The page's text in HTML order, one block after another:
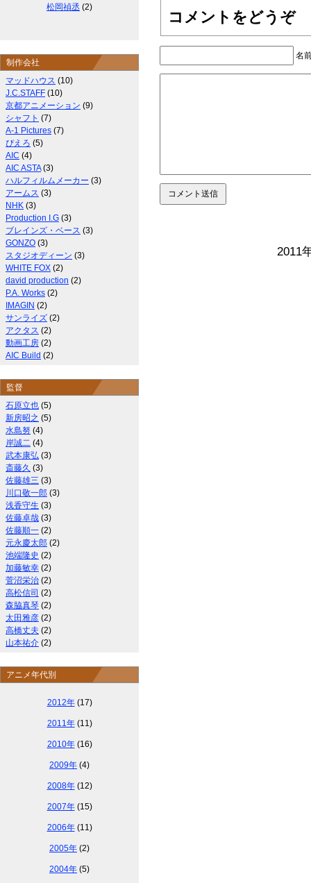
コメントをどうぞ
名
2011
松岡禎丞 (2)
制作会社
マッドハウス (10)
J.C.STAFF (10)
京都アニメーション (9)
シャフト (7)
A-1 Pictures (7)
ぴえろ (5)
AIC (4)
AIC ASTA(3)
ハルフィルムメーカー (3)
アームス (3)
NHK (3)
Production I.G (3)
ブレインズ・ベース (3)
GONZO (3)
スタジオディーン (3)
WHITE FOX (2)
david production (2)
P.A. Works (2)
IMAGIN (2)
サンライズ (2)
アクタス (2)
動画工房 (2)
AIC Build (2)
監督
石原立也 (5)
新房昭之 (5)
水島努 (4)
岸誠二 (4)
武本康弘 (3)
斎藤久 (3)
佐藤雄三 (3)
川口敬一郎 (3)
浅香守生 (3)
佐藤卓哉 (3)
佐藤順一 (2)
元永慶太郎 (2)
池端隆史 (2)
加藤敏幸 (2)
菅沼栄治 (2)
高松信司 (2)
森脇真琴 (2)
太田雅彦 (2)
高橋丈夫 (2)
山本祐介 (2)
アニメ年代別
2012年(17)
2011年(11)
2010年(16)
2009年 (4)
2008年(12)
2007年(15)
2006年(11)
2005年 (2)
2004年 (5)